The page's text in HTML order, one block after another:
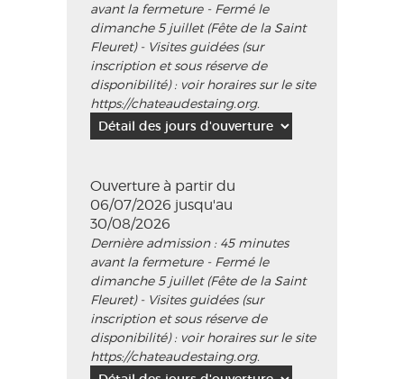
avant la fermeture - Fermé le
dimanche 5 juillet (Fête de la Saint
Fleuret) - Visites guidées (sur
inscription et sous réserve de
disponibilité) : voir horaires sur le site
https://chateaudestaing.org.
Ouverture à partir du
06/07/2026 jusqu'au
30/08/2026
Dernière admission : 45 minutes
avant la fermeture - Fermé le
dimanche 5 juillet (Fête de la Saint
Fleuret) - Visites guidées (sur
inscription et sous réserve de
disponibilité) : voir horaires sur le site
https://chateaudestaing.org.